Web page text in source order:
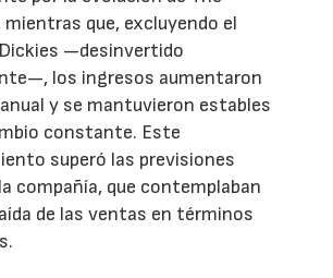
que, excluyendo el
—desinvertido
los ingresos aumentaron
y se mantuvieron estables
constante. Este
superó las previsiones
compañía, que contemplaban
de las ventas en términos